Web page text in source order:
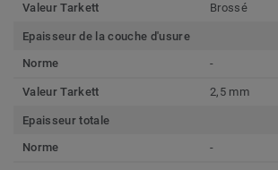
Valeur Tarkett Brossé
Epaisseur de la couche d'usure
Norme
-
Valeur Tarkett 2,5 mm
Epaisseur totale
Norme
-